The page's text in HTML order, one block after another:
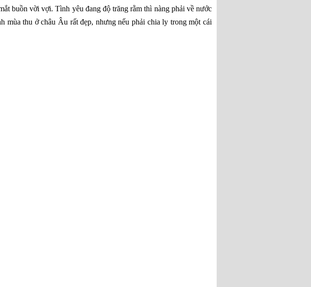
buồn vời vợi. Tình yêu đang độ trăng rằm thì nàng phải về nước
mùa thu ở châu Âu rất đẹp, nhưng nếu phải chia ly trong một cái